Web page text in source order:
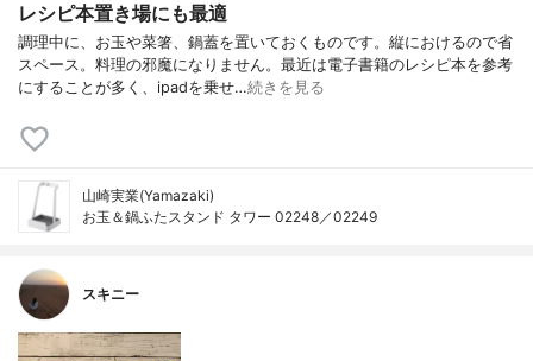
レシピ本置き場にも最適
調理中に、お玉や菜箸、鍋蓋を置いておくものです。縦におけるので省
スペース。料理の邪魔になりません。最近は電子書籍のレシピ本を参考
にすることが多く、ipadを乗せ…続きを見る
山崎実業(Yamazaki)
お玉＆鍋ふたスタンド タワー 02248／02249
スキニー